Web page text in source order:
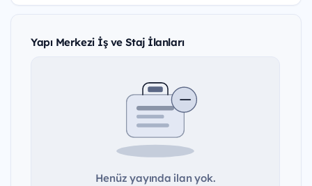
Yapı Merkezi İş ve Staj İlanları
Henüz yayında ilan yok.